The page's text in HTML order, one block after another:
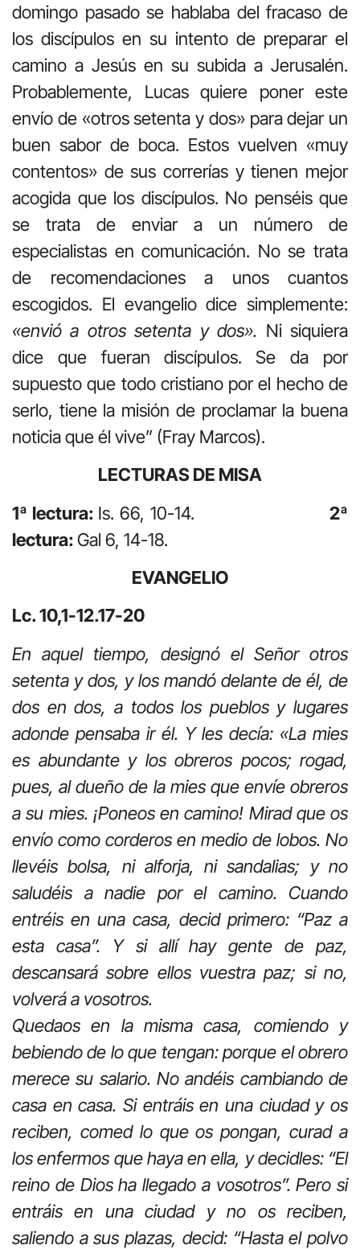
domingo pasado se hablaba del fracaso de
los discípulos en su intento de preparar el
camino a Jesús en su subida a Jerusalén.
Probablemente, Lucas quiere poner este
envío de «otros setenta y dos» para dejar un
buen sabor de boca. Estos vuelven «muy
contentos» de sus correrías y tienen mejor
acogida que los discípulos. No penséis que
se trata de enviar a un número de
especialistas en comunicación. No se trata
de recomendaciones a unos cuantos
escogidos. El evangelio dice simplemente:
«envió a otros setenta y dos». Ni siquiera
dice que fueran discípulos. Se da por
supuesto que todo cristiano por el hecho de
serlo, tiene la misión de proclamar la buena
noticia que él vive” (Fray Marcos).
LECTURAS DE MISA
1ª lectura: Is. 66, 10-14.2ª
lectura:Gal 6, 14-18.
EVANGELIO
Lc. 10,1-12.17-20
En aquel tiempo, designó el Señor otros
setenta y dos, y los mandó delante de él, de
dos en dos, a todos los pueblos y lugares
adonde pensaba ir él. Y les decía: «La mies
es abundante y los obreros pocos; rogad,
pues, al dueño de la mies que envíe obreros
a su mies. ¡Poneos en camino! Mirad que os
envío como corderos en medio de lobos. No
llevéis bolsa, ni alforja, ni sandalias; y no
saludéis a nadie por el camino. Cuando
entréis en una casa, decid primero: “Paz a
esta casa”. Y si allí hay gente de paz,
descansará sobre ellos vuestra paz; si no,
volverá a vosotros.
Quedaos en la misma casa, comiendo y
bebiendo de lo que tengan: porque el obrero
merece su salario. No andéis cambiando de
casa en casa. Si entráis en una ciudad y os
reciben, comed lo que os pongan, curad a
los enfermos que haya en ella, y decidles: “El
reino de Dios ha llegado a vosotros”. Pero si
entráis en una ciudad y no os reciben,
saliendo a sus plazas, decid: “Hasta el polvo